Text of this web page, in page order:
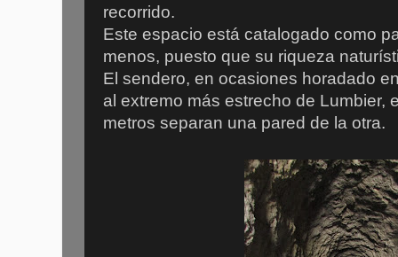
recorrido.
Este espacio está catalogado como
menos, puesto que su riqueza
El sendero, en ocasiones horadado
al extremo más estrecho de Lumbier,
metros separan una pared de la otra.